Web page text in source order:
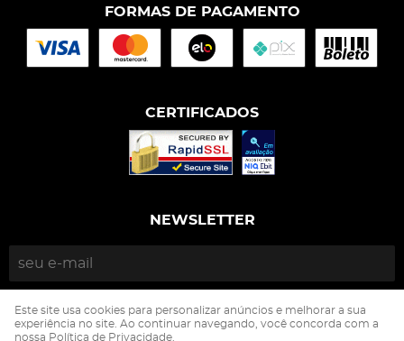
FORMAS DE PAGAMENTO
CERTIFICADOS
NEWSLETTER
ENVIAR
Este site usa cookies para personalizar anúncios e melhorar a sua
experiência no site. Ao continuar navegando, você concorda com a
nossa Política de Privacidade.